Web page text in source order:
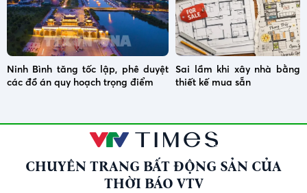
Ninh Bình tăng tốc lập, phê duyệt
các đồ án quy hoạch trọng điểm
Sai lầm khi xây nhà bằng
thiết kế mua sẵn
CHUYÊN TRANG BẤT ĐỘNG SẢN CỦA
THỜI BÁO VTV